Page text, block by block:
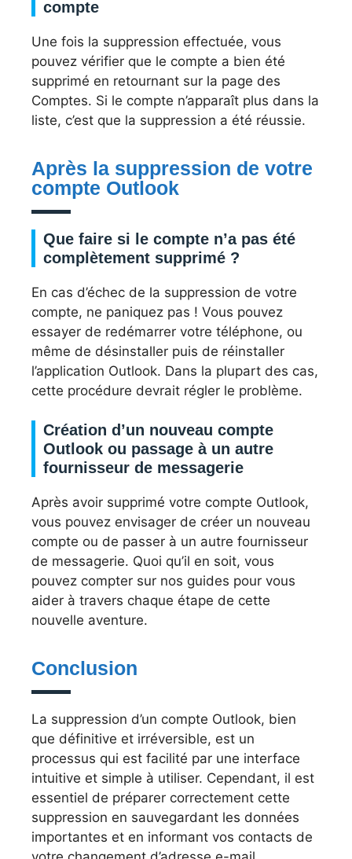
compte
Une fois la suppression effectuée, vous
pouvez vérifier que le compte a bien été
supprimé en retournant sur la page des
Comptes. Si le compte n’apparaît plus dans la
liste, c’est que la suppression a été réussie.
Après la suppression de votre
compte Outlook
Que faire si le compte n’a pas été
complètement supprimé ?
En cas d’échec de la suppression de votre
compte, ne paniquez pas ! Vous pouvez
essayer de redémarrer votre téléphone, ou
même de désinstaller puis de réinstaller
l’application Outlook. Dans la plupart des cas,
cette procédure devrait régler le problème.
Création d’un nouveau compte
Outlook ou passage à un autre
fournisseur de messagerie
Après avoir supprimé votre compte Outlook,
vous pouvez envisager de créer un nouveau
compte ou de passer à un autre fournisseur
de messagerie. Quoi qu’il en soit, vous
pouvez compter sur nos guides pour vous
aider à travers chaque étape de cette
nouvelle aventure.
Conclusion
La suppression d’un compte Outlook, bien
que définitive et irréversible, est un
processus qui est facilité par une interface
intuitive et simple à utiliser. Cependant, il est
essentiel de préparer correctement cette
suppression en sauvegardant les données
importantes et en informant vos contacts de